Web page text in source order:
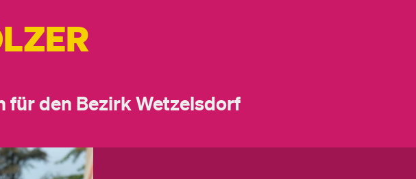
für den Bezirk Wetzelsdorf